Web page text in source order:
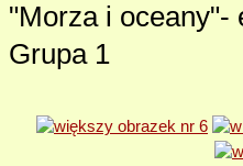
"Morza i oceany"-
Grupa 1